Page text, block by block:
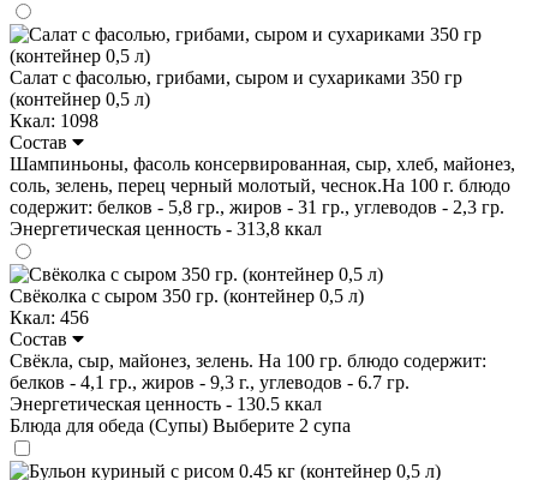
Салат с фасолью, грибами, сыром и сухариками 350 гр
(контейнер 0,5 л)
Ккал: 1098
Состав
Шампиньоны, фасоль консервированная, сыр, хлеб, майонез,
соль, зелень, перец черный молотый, чеснок.На 100 г. блюдо
содержит: белков - 5,8 гр., жиров - 31 гр., углеводов - 2,3 гр.
Энергетическая ценность - 313,8 ккал
Свёколка с сыром 350 гр. (контейнер 0,5 л)
Ккал: 456
Состав
Свёкла, сыр, майонез, зелень. На 100 гр. блюдо содержит:
белков - 4,1 гр., жиров - 9,3 г., углеводов - 6.7 гр.
Энергетическая ценность - 130.5 ккал
Блюда для обеда (Супы) Выберите 2 супа